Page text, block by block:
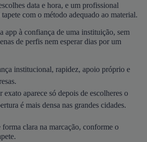
data e hora, e um profissional
com o método adequado ao material.
app à confiança de uma instituição, sem
de perfis nem esperar dias por um
institucional, rapidez, apoio próprio e
exato aparece só depois de escolheres o
é mais densa nas grandes cidades.
forma clara na marcação, conforme o